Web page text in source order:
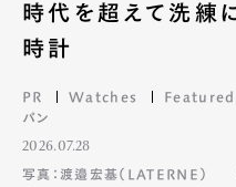
時代を超えて洗練
時計
PR Watches Featured
パン
2026.07.28
写真：渡邉宏基（LATERNE）